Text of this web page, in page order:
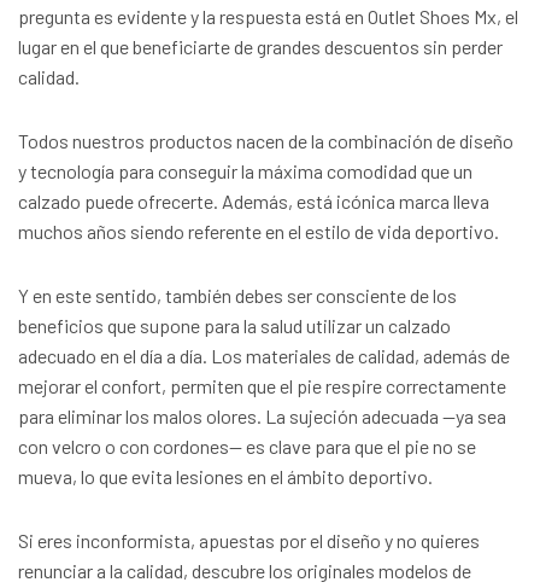
pregunta es evidente y la respuesta está en Outlet Shoes Mx, el
lugar en el que beneficiarte de grandes descuentos sin perder
calidad.
Todos nuestros productos nacen de la combinación de diseño
y tecnología para conseguir la máxima comodidad que un
calzado puede ofrecerte. Además, está icónica marca lleva
muchos años siendo referente en el estilo de vida deportivo.
Y en este sentido, también debes ser consciente de los
beneficios que supone para la salud utilizar un calzado
adecuado en el día a día. Los materiales de calidad, además de
mejorar el confort, permiten que el pie respire correctamente
para eliminar los malos olores. La sujeción adecuada —ya sea
con velcro o con cordones— es clave para que el pie no se
mueva, lo que evita lesiones en el ámbito deportivo.
Si eres inconformista, apuestas por el diseño y no quieres
renunciar a la calidad, descubre los originales modelos de